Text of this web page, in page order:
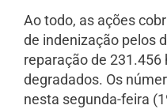
Ao todo, as ações
de indenização pelos
reparação de
degradados. Os
nesta segunda-feira